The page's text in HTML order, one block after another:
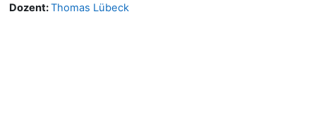
Dozent:Thomas Lübeck